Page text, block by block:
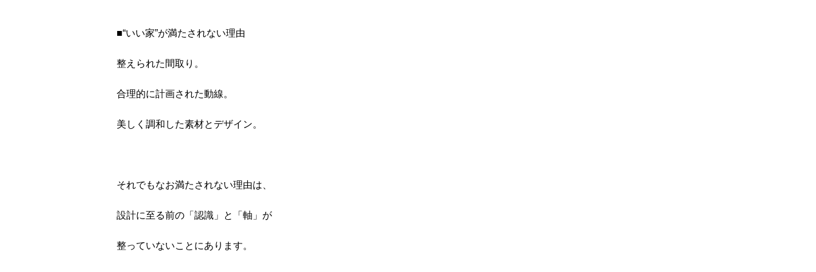
■“いい家”が満たされない理由
整えられた間取り。
合理的に計画された動線。
美しく調和した素材とデザイン。
それでもなお満たされない理由は、
設計に至る前の「認識」と「軸」が
整っていないことにあります。